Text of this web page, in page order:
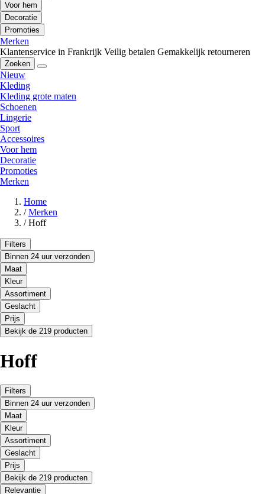
Voor hem
Decoratie
Promoties
Merken
Klantenservice in Frankrijk Veilig betalen Gemakkelijk retourneren
Zoeken
Nieuw
Kleding
Kleding grote maten
Schoenen
Lingerie
Sport
Accessoires
Voor hem
Decoratie
Promoties
Merken
Home
/ Merken
/ Hoff
Filters
Binnen 24 uur verzonden
Maat
Kleur
Assortiment
Geslacht
Prijs
Bekijk de 219 producten
Hoff
Filters
Binnen 24 uur verzonden
Maat
Kleur
Assortiment
Geslacht
Prijs
Bekijk de 219 producten
Relevantie